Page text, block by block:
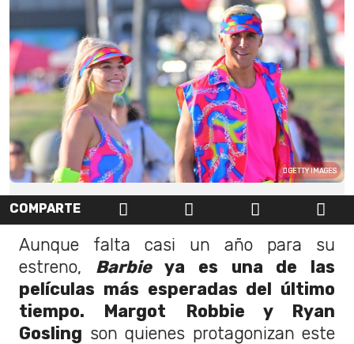
GETTY IMAGES
COMPARTE
Aunque falta casi un año para su
estreno, Barbieya es una de las
películas más esperadas del último
tiempo. Margot Robbie y Ryan
Gosling son quienes protagonizan este